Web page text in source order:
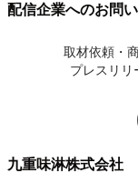
配信企業へのお問
取材依頼・
プレスリリ
九重味淋株式会社